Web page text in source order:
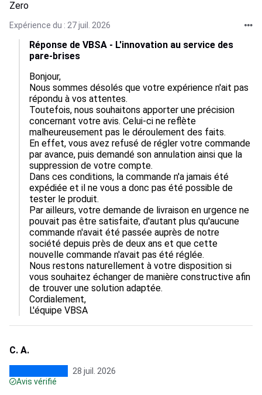
Zero
Expérience du : 27 juil. 2026
Réponse de VBSA - L'innovation au service des
pare-brises
Bonjour,
Nous sommes désolés que votre expérience n'ait pas
répondu à vos attentes.
Toutefois, nous souhaitons apporter une précision
concernant votre avis. Celui-ci ne reflète
malheureusement pas le déroulement des faits.
En effet, vous avez refusé de régler votre commande
par avance, puis demandé son annulation ainsi que la
suppression de votre compte.
Dans ces conditions, la commande n'a jamais été
expédiée et il ne vous a donc pas été possible de
tester le produit.
Par ailleurs, votre demande de livraison en urgence ne
pouvait pas être satisfaite, d'autant plus qu'aucune
commande n'avait été passée auprès de notre
société depuis près de deux ans et que cette
nouvelle commande n'avait pas été réglée.
Nous restons naturellement à votre disposition si
vous souhaitez échanger de manière constructive afin
de trouver une solution adaptée.
Cordialement,
L'équipe VBSA
C. A.
28 juil. 2026
Avis vérifié